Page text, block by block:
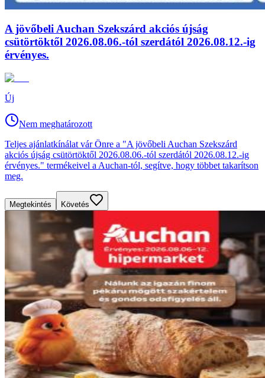
A jövőbeli Auchan Szekszárd akciós újság
csütörtöktől 2026.08.06.-tól szerdától 2026.08.12.-ig
érvényes.
Új
Nem meghatározott
Teljes ajánlatkínálat vár Önre a "A jövőbeli Auchan Szekszárd
akciós újság csütörtöktől 2026.08.06.-tól szerdától 2026.08.12.-ig
érvényes." termékeivel a Auchan-tól, segítve, hogy többet takarítson
meg.
Megtekintés Követés